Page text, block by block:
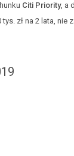
Citi Priority, a
zł na 2 lata,